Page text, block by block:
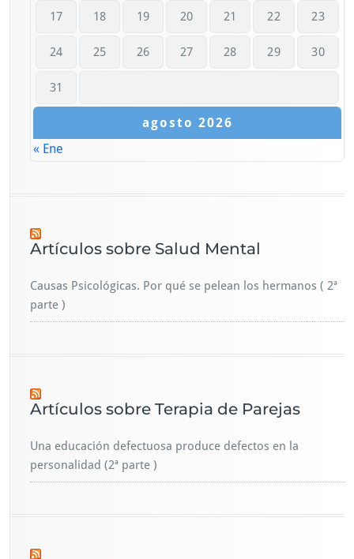
agosto 2026
17 18 19 20 21 22 23
24 25 26 27 28 29 30
31
« Ene
Artículos sobre Salud Mental
Causas Psicológicas. Por qué se pelean los hermanos ( 2ª
parte )
Artículos sobre Terapia de Parejas
Una educación defectuosa produce defectos en la
personalidad (2ª parte )